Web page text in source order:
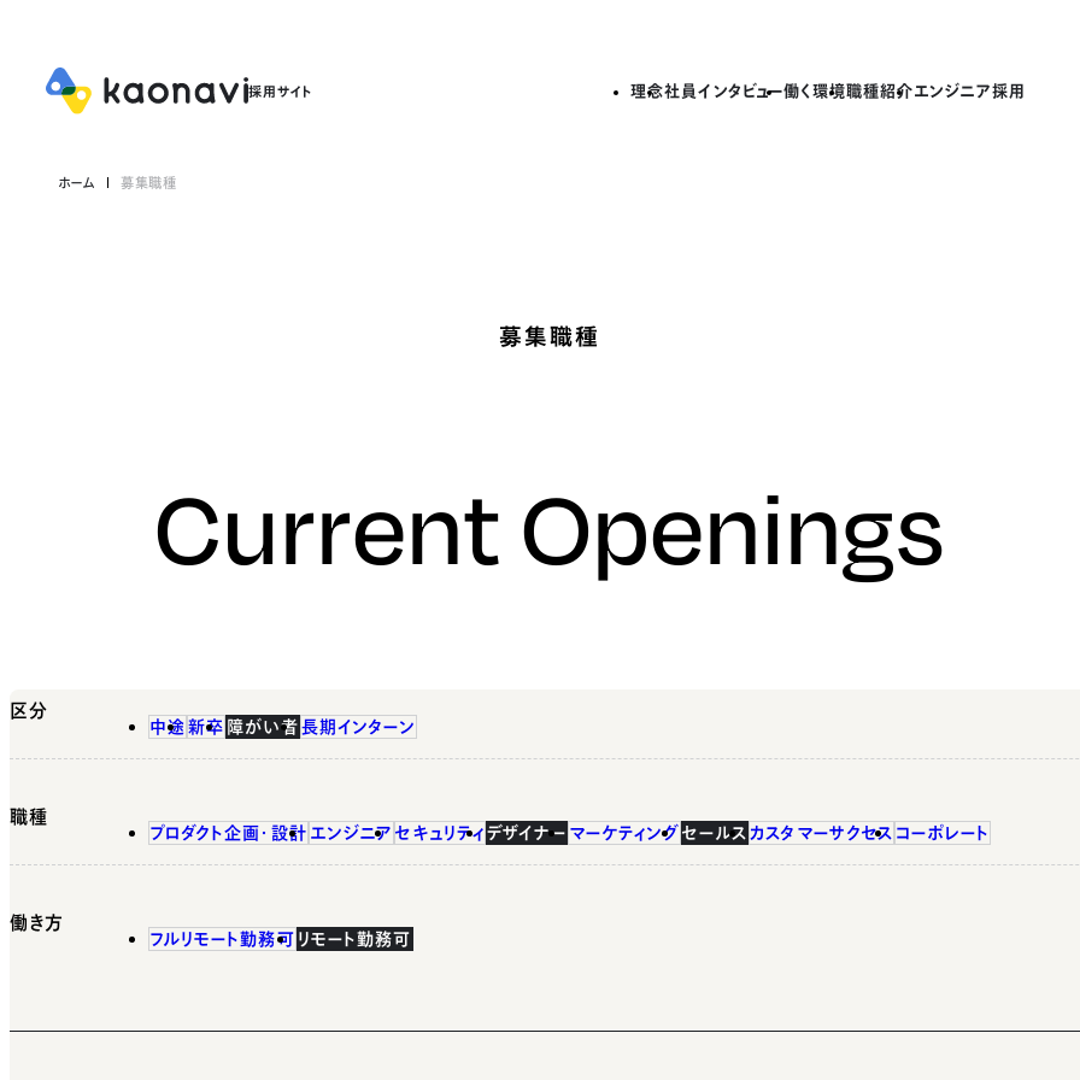
理念社員インタビュー働く環境職種紹介エンジニア採用
ホーム 募集職種
募集職種
Current Openings
区分
中途 新卒 障がい者 長期インターン
職種
プロダクト企画・設計 エンジニア セキュリティ デザイナー マーケティング セールス カスタマーサクセス コーポレート
働き方
フルリモート勤務可 リモート勤務可